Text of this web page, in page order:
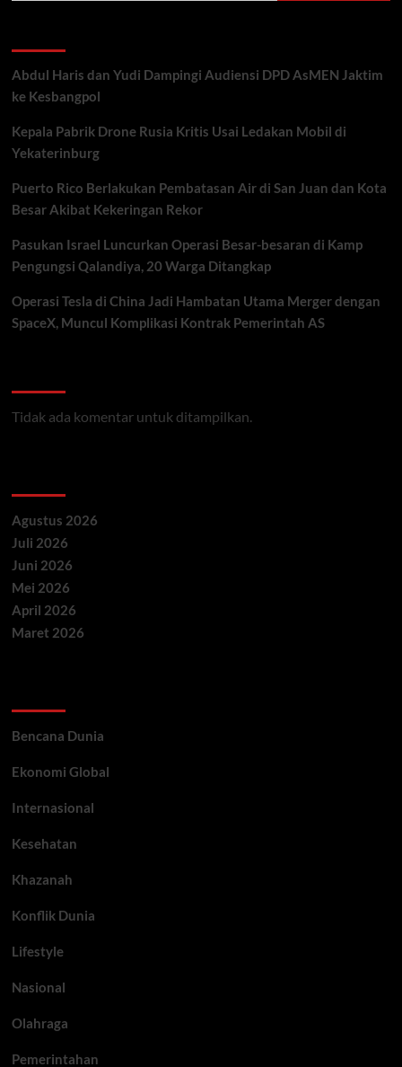
Abdul Haris dan Yudi Dampingi Audiensi DPD AsMEN Jaktim
ke Kesbangpol
Kepala Pabrik Drone Rusia Kritis Usai Ledakan Mobil di
Yekaterinburg
Puerto Rico Berlakukan Pembatasan Air di San Juan dan Kota
Besar Akibat Kekeringan Rekor
Pasukan Israel Luncurkan Operasi Besar-besaran di Kamp
Pengungsi Qalandiya, 20 Warga Ditangkap
Operasi Tesla di China Jadi Hambatan Utama Merger dengan
SpaceX, Muncul Komplikasi Kontrak Pemerintah AS
Tidak ada komentar untuk ditampilkan.
Agustus 2026
Juli 2026
Juni 2026
Mei 2026
April 2026
Maret 2026
Bencana Dunia
Ekonomi Global
Internasional
Kesehatan
Khazanah
Konflik Dunia
Lifestyle
Nasional
Olahraga
Pemerintahan